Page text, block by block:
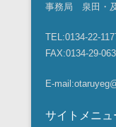
事務局 泉田・
TEL:0134-22-
FAX:0134-29-
E-
サイトメニュ